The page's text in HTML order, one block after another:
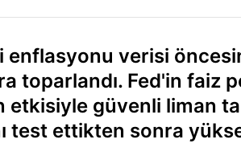
enflasyonu verisi
toparlandı. Fed'in faiz
güvenli liman
test ettikten sonra